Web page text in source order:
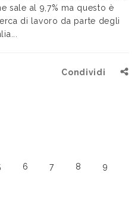
sale al 9,7% ma questo è
di lavoro da parte degli
Condividi
6 7 8 9